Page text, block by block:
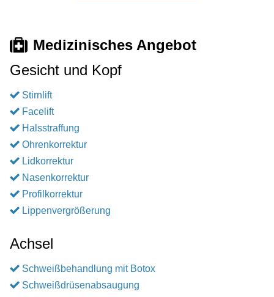
Medizinisches Angebot
Gesicht und Kopf
Stirnlift
Facelift
Halsstraffung
Ohrenkorrektur
Lidkorrektur
Nasenkorrektur
Profilkorrektur
Lippenvergrößerung
Achsel
Schweißbehandlung mit Botox
Schweißdrüsenabsaugung